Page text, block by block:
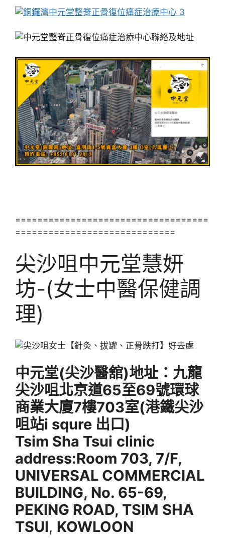
===================================
=============================
尖沙咀中元堂慧妍
坊-(女士中醫保健調
理)
中元堂(尖沙醫舘)地址 ：九龍
尖沙咀北京道65至69號環球
商業大廈7樓703室(港鐵尖沙
咀站i squre 出口)
Tsim Sha Tsui clinic
address:Room 703, 7/F,
UNIVERSAL COMMERCIAL
BUILDING, No. 65-69,
PEKING ROAD, TSIM SHA
TSUI, KOWLOON